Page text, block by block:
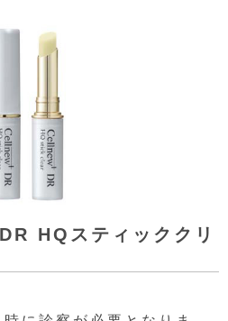
HQスティッククリ